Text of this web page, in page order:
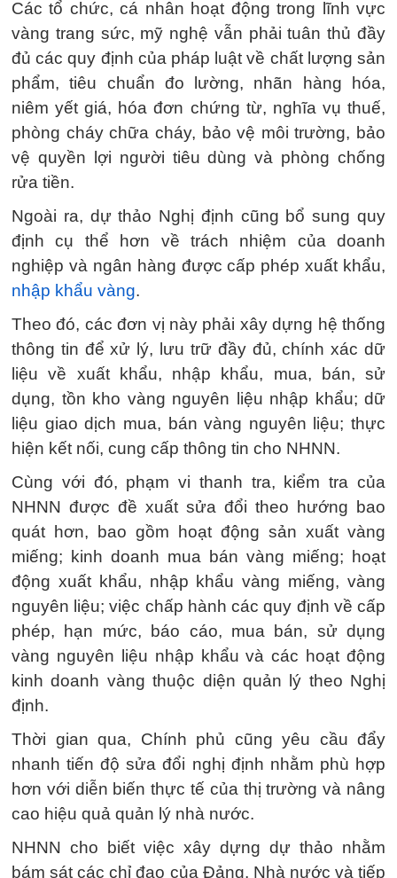
Các tổ chức, cá nhân hoạt động trong lĩnh vực
vàng trang sức, mỹ nghệ vẫn phải tuân thủ đầy
đủ các quy định của pháp luật về chất lượng sản
phẩm, tiêu chuẩn đo lường, nhãn hàng hóa,
niêm yết giá, hóa đơn chứng từ, nghĩa vụ thuế,
phòng cháy chữa cháy, bảo vệ môi trường, bảo
vệ quyền lợi người tiêu dùng và phòng chống
rửa tiền.
Ngoài ra, dự thảo Nghị định cũng bổ sung quy
định cụ thể hơn về trách nhiệm của doanh
nghiệp và ngân hàng được cấp phép xuất khẩu,
nhập khẩu vàng.
Theo đó, các đơn vị này phải xây dựng hệ thống
thông tin để xử lý, lưu trữ đầy đủ, chính xác dữ
liệu về xuất khẩu, nhập khẩu, mua, bán, sử
dụng, tồn kho vàng nguyên liệu nhập khẩu; dữ
liệu giao dịch mua, bán vàng nguyên liệu; thực
hiện kết nối, cung cấp thông tin cho NHNN.
Cùng với đó, phạm vi thanh tra, kiểm tra của
NHNN được đề xuất sửa đổi theo hướng bao
quát hơn, bao gồm hoạt động sản xuất vàng
miếng; kinh doanh mua bán vàng miếng; hoạt
động xuất khẩu, nhập khẩu vàng miếng, vàng
nguyên liệu; việc chấp hành các quy định về cấp
phép, hạn mức, báo cáo, mua bán, sử dụng
vàng nguyên liệu nhập khẩu và các hoạt động
kinh doanh vàng thuộc diện quản lý theo Nghị
định.
Thời gian qua, Chính phủ cũng yêu cầu đẩy
nhanh tiến độ sửa đổi nghị định nhằm phù hợp
hơn với diễn biến thực tế của thị trường và nâng
cao hiệu quả quản lý nhà nước.
NHNN cho biết việc xây dựng dự thảo nhằm
bám sát các chỉ đạo của Đảng, Nhà nước và tiếp